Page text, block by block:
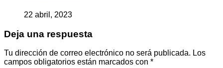
22 abril, 2023
Deja una respuesta
Tu dirección de correo electrónico no será publicada. Los
campos obligatorios están marcados con *